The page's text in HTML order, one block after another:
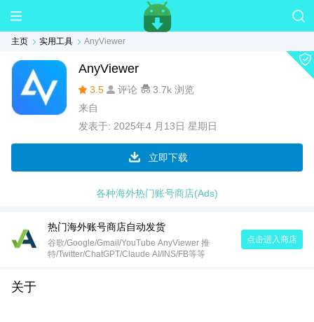
主页 实用工具 AnyViewer
AnyViewer
3.5 评论
3.7k 浏览
来自
发表于: 2025年4 月13日 星期日
立即下载
各种海外热门账号商店(Ads)
热门海外账号商店自动发货
谷歌/Google/Gmail/YouTube AnyViewer 推
特/Twitter/ChatGPT/Claude AI/INS/FB等等
点击进入商店
关于